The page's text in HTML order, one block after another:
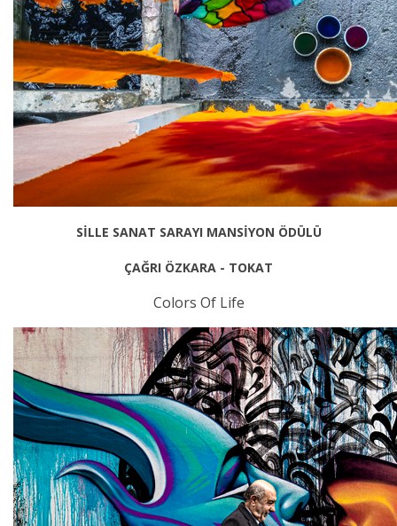
SİLLE SANAT SARAYI MANSİYON ÖDÜLÜ
ÇAĞRI ÖZKARA - TOKAT
Colors Of Life